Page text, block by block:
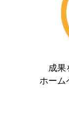
成果
ホーム